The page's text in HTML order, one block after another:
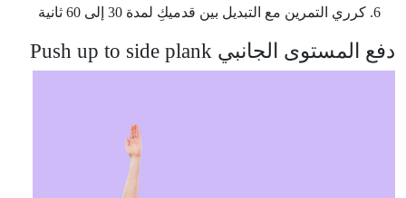
كرري التمرين مع التبديل بين قدميكِ لمدة 30 إلى 60 ثانية
دفع المستوى الجانبي Push up to side plank